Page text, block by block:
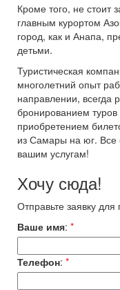
Кроме того, не стоит
главным курортом
город, как и Анапа,
детьми.
Туристическая
многолетний опыт
направлении,
бронированием
приобретением
из Самары на юг. Все
вашим услугам!
Хочу сюда!
Отправьте заявку
Ваше имя: *
Телефон: *